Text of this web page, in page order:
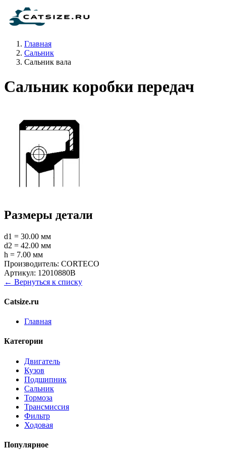
Главная
Сальник
Сальник вала
Сальник коробки передач
Размеры детали
d1 = 30.00 мм
d2 = 42.00 мм
h = 7.00 мм
Производитель: CORTECO
Артикул: 12010880B
← Вернуться к списку
Catsize.ru
Главная
Категории
Двигатель
Кузов
Подшипник
Сальник
Тормоза
Трансмиссия
Фильтр
Ходовая
Популярное